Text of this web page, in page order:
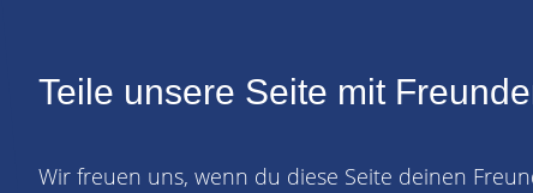
Teile unsere Seite mit
Wir freuen uns, wenn du diese Seite deinen